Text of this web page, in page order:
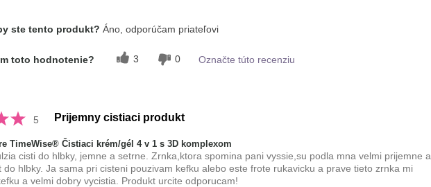
pokožke
ste tento produkt? Áno, odporúčam priateľovi
toto hodnotenie? 3 0 Označte túto recenziu
5 Prijemny cistiaci produkt
TimeWise® Čistiaci krém/gél 4 v 1 s 3D komplexom
cisti do hlbky, jemne a setrne. Zrnka,ktora spomina pani vyssie,su podla mna velmi prijemne a
do hlbky. Ja sama pri cisteni pouzivam kefku alebo este frote rukavicku a prave tieto zrnka mi
a velmi dobry vycistia. Produkt urcite odporucam!